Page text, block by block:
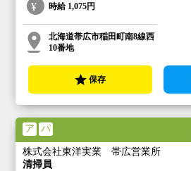
時給 1,075円
北海道帯広市稲田町南8線西
10番地
保存
ア パ
株式会社東洋実業 帯広営業所
清掃員